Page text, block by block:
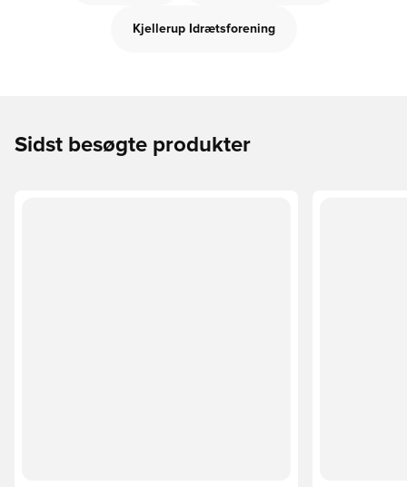
Kjellerup Idrætsforening
Sidst besøgte produkter